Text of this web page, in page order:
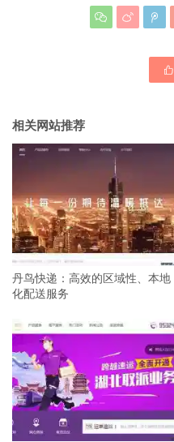
  

相关网站推荐
丹鸟快递：高效的区域性、本地
化配送服务